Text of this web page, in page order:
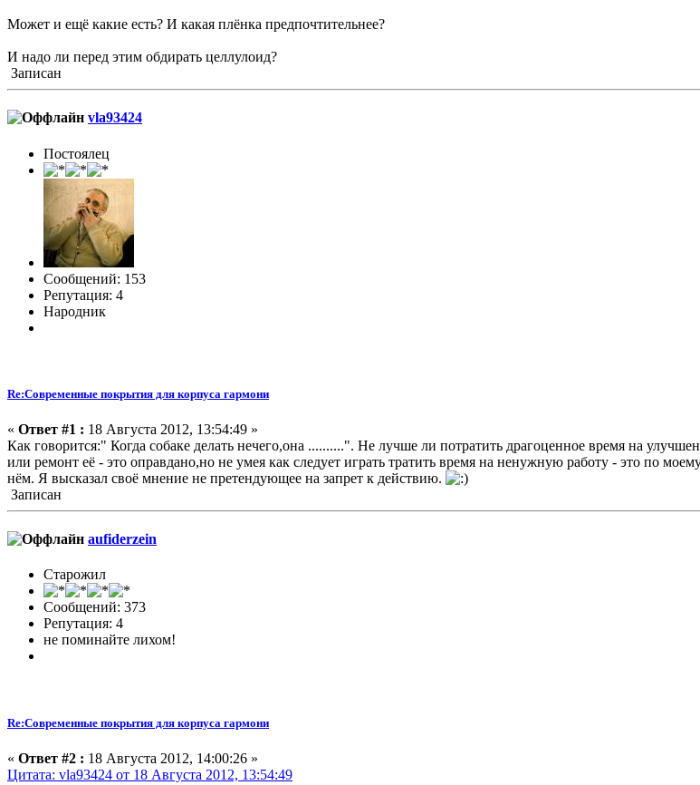
Может и ещё какие есть? И какая плёнка предпочтительнее?
И надо ли перед этим обдирать целлулоид?
Записан
vla93424
Постоялец
Сообщений: 153
Репутация: 4
Народник
Re:Современные покрытия для корпуса гармони
« Ответ #1 : 18 Августа 2012, 13:54:49 »
Как говорится:" Когда собаке делать нечего,она ..........". Не лучше ли потратить драгоценное время на
или ремонт её - это оправдано,но не умея как следует играть тратить время на ненужную работу - это по
нём. Я высказал своё мнение не претендующее на запрет к действию.
Записан
aufiderzein
Старожил
Сообщений: 373
Репутация: 4
не поминайте лихом!
Re:Современные покрытия для корпуса гармони
« Ответ #2 : 18 Августа 2012, 14:00:26 »
Цитата: vla93424 от 18 Августа 2012, 13:54:49